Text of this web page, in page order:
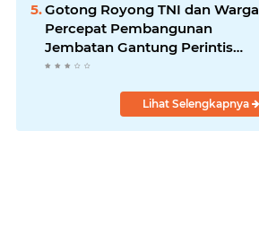
Gotong Royong TNI dan Warga
Percepat Pembangunan
Jembatan Gantung Perintis
Kuta Ujung Aceh Tenggara
Lihat Selengkapnya